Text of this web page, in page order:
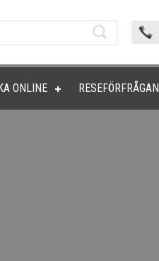
ONLINE RESEFÖRFRÅGAN